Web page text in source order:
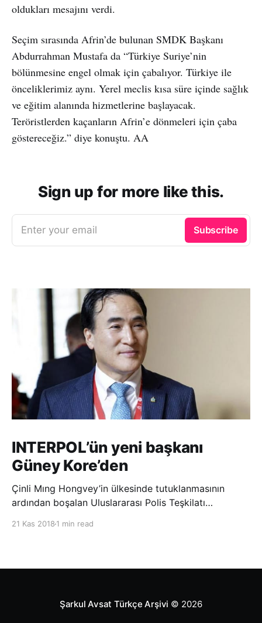
oldukları mesajını verdi.
Seçim sırasında Afrin’de bulunan SMDK Başkanı
Abdurrahman Mustafa da “Türkiye Suriye’nin
bölünmesine engel olmak için çabalıyor. Türkiye ile
önceliklerimiz aynı. Yerel meclis kısa süre içinde sağlık
ve eğitim alanında hizmetlerine başlayacak.
Teröristlerden kaçanların Afrin’e dönmeleri için çaba
göstereceğiz.” diye konuştu. AA
Sign up for more like this.
Enter your email Subscribe
INTERPOL’ün yeni başkanı
Güney Kore’den
Çinli Mıng Hongvey’in ülkesinde tutuklanmasının
ardından boşalan Uluslararası Polis Teşkilatı
21 Kas 2018 1 min read
Şarkul Avsat Türkçe Arşivi © 2026